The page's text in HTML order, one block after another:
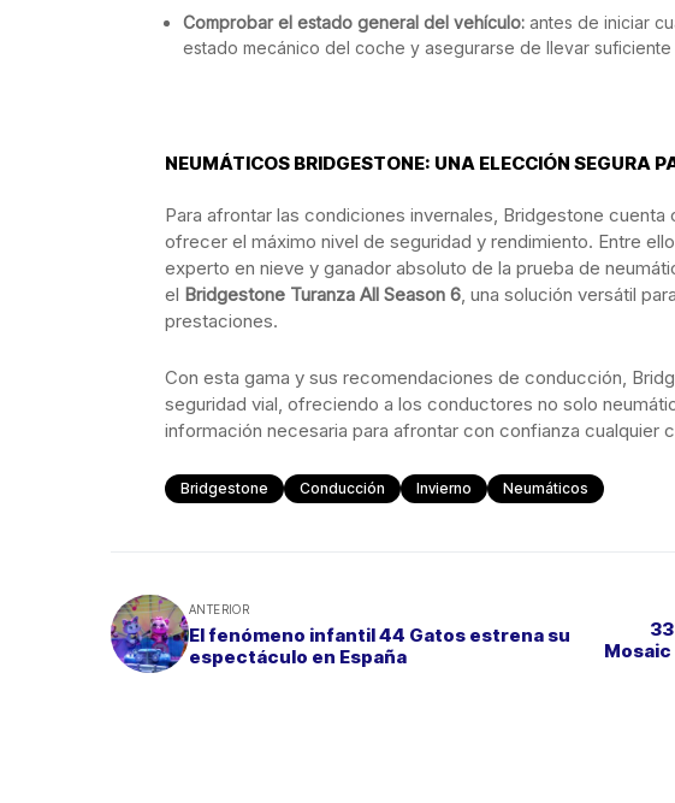
Comprobar el estado general del vehículo: antes de iniciar
estado mecánico del coche y asegurarse de llevar suficiente
NEUMÁTICOS BRIDGESTONE: UNA ELECCIÓN SEGURA
Para afrontar las condiciones invernales, Bridgestone
ofrecer el máximo nivel de seguridad y rendimiento. Entre
experto en nieve y ganador absoluto de la prueba de
el Bridgestone Turanza All Season 6, una solución versátil
prestaciones.
Con esta gama y sus recomendaciones de conducción,
seguridad vial, ofreciendo a los conductores no solo
información necesaria para afrontar con confianza cualquier
Bridgestone Conducción Invierno Neumáticos
ANTERIOR
El fenómeno infantil 44 Gatos estrena su
espectáculo en España
Mosaic